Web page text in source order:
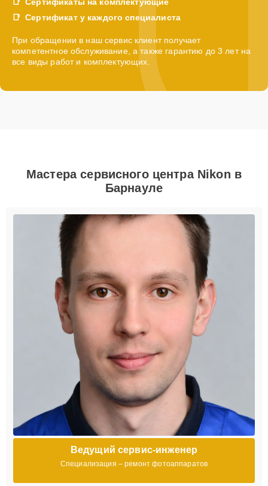
Сертификат у каждого специалиста
При обращении в наш сервис клиент получает
компетентное обслуживание, а также гарантию до 3 лет на
все виды работ и комплектующих.
Мастера сервисного центра Nikon в
Барнауле
Ведущий сервис-инженер
Специализация – ремонт фотоаппаратов